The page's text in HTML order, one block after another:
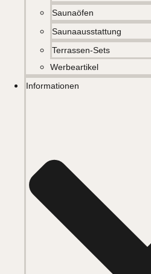
Saunaöfen
Saunaausstattung
Terrassen-Sets
Werbeartikel
Informationen